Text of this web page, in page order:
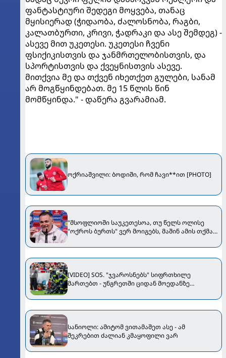
ფანტასტიური შედეგი მოყვება, თანაც
მყისიერად (ჭიდაობა, ძალოსნობა, რაგბი,
კალათბურთი, კრივი, ჭადრაკი და ასე შემდეგ) -
ასევე მით უკეთესი. უკეთესი ჩვენი
ფსიქიკისთვის და ჯანმრთელობისთვის, და
სპორტისთვის და ქვეყნისთვის ასევე.
მითქვია მე და თქვენ იხეთქეთ გულები, სანამ
არ მოგწყინდებათ. მე 15 წლის წინ
მომწყინდა." - დაწერა გვარამიამ.
ოქრიაშვილი: ბოდიში, რომ ჩავი**ით [PHOTO]
"მსოფლიოში საუკეთესოა, თუ წელს ოლისე
"ოქროს ბურთს" ვერ მოიგებს, მაშინ ამის თქმა
[VIDEO] SOS. "ჯვაროსნებს" სიფრთხილე
მართებთ - უნგრეთში ციდან მოედანზე
სანიოლი: ამიტომ ვითამაშეთ ასე - ამ
შეკრებით ძალიან კმაყოფილი ვარ